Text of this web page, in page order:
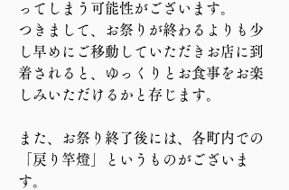
ってしまう可能性がございます。
つきまして、お祭りが終わるよりも少
し早めにご移動していただきお店に到
着されると、ゆっくりとお食事をお楽
しみいただけるかと存じます。
また、お祭り終了後には、各町内での
「戻り竿燈」というものがございま
す。